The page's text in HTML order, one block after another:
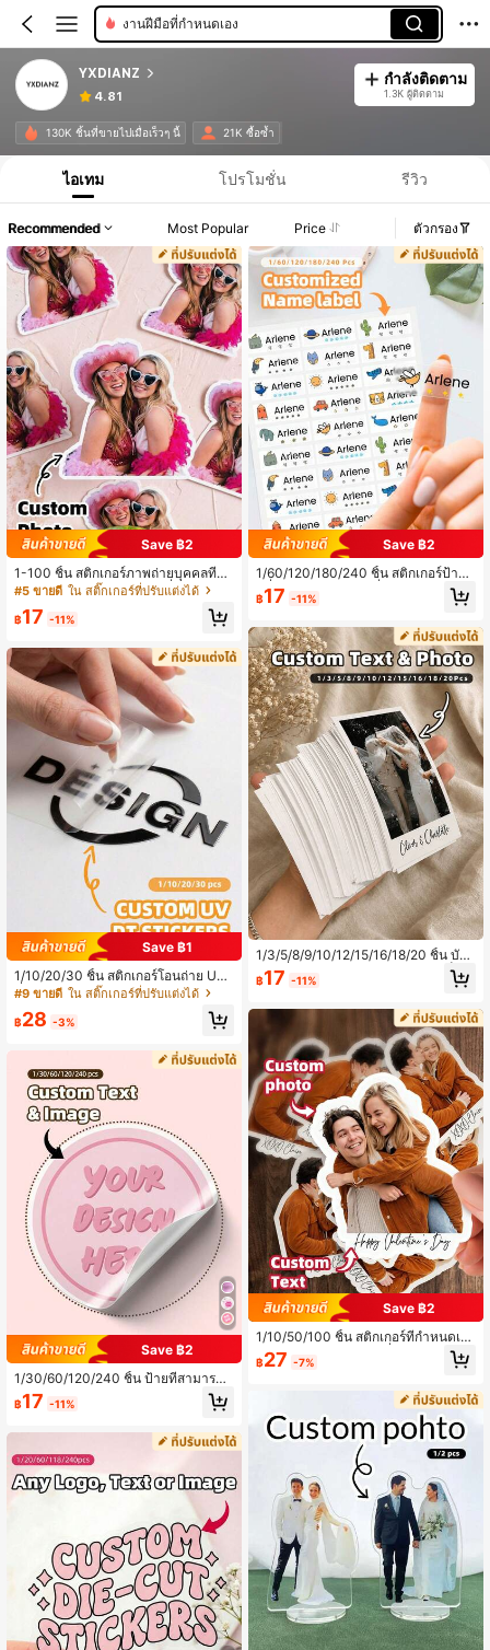
งานฝีมือที่กำหนดเอง
YXDIANZ
4.81
กำลังติดตาม
1.3K ผู้ติดตาม
130K ชิ้นที่ขายไปเมื่อเร็วๆ นี้ 21K ซื้อซ้ำ
ไอเทม โปรโมชั่น รีวิว
Recommended Most Popular Price ตัวกรอง
Save ฿2
1-100 ชิ้น สติกเกอร์ภาพถ่ายบุคคลที่กำ
หนดเอง, สติกเกอร์ภาพถ่ายที่ระลึกการ
ของขวัญ DIY สำหรับพ่อแม่ เด็ก เพื่อนร่
บการสำเร็จการศึกษา งานแต่งงาน งาน
ปาร์ตี้ กลับโรงเรียน, ของขวัญการสำเร็จ
การศึกษา
#5 ขายดี ใน สติ๊กเกอร์ที่ปรับแต่งได้
฿17 -11%
Save ฿1
1/10/20/30 ชิ้น สติกเกอร์โอนถ่าย UV
ที่กำหนดเอง: มีให้เลือกหลายขนาด ดีไ
ที่แน่นอน สติกเกอร์กันน้ำเหล่านี้เหมาะ
นประกาศ และพื้นผิวอื่นๆ ของขวัญที่สม
บูรณ์แบบสำหรับพ่อ แม่ ลูกชาย ลูกสาว
เพื่อน เหมาะสำหรับงานแต่งงาน กลับโร
งเรียน ฮาโลวีน คริสต์มาส
#9 ขายดี ใน สติ๊กเกอร์ที่ปรับแต่งได้
฿28 -3%
Save ฿2
1/30/60/120/240 ชิ้น ป้ายที่สามารถป
รับแต่งได้ - สติกเกอร์ข้อความและรูปภ
าพส่วนบุคคล รวมถึงป้ายขอบคุณที่กำห
เกอร์ตกแต่งสีสันสดใสที่กำหนดเอง เหม
าะสำหรับผู้ชาย ผู้หญิง ครอบครัว เพื่อน
วันหยุด บ้าน กลับไปโรงเรียน
฿17 -11%
Save ฿2
1/60/120/180/240 ชิ้น สติกเกอร์ป้ายชื่
อที่ปรับแต่งได้ - ป้ายชื่อส่วนตัว สติกเก
อร์ใสกันน้ำกันน้ำมัน ป้ายชื่อ เหมาะสำห
หมู่ในสำนักงาน การระบุสัมภาระ การ
ทำเครื่องหมายอุปกรณ์กีฬา การติดป้าย
สิ่งของส่วนตัว แฟชั่นสีสันสวยงาม ของ
ขวัญที่เหมาะสำหรับครอบครัว เพื่อน เพื่
อนร่วมงาน ผู้ชื่นชอบกีฬา เหมาะสำหรับ
การจัดระเบียบประจำวัน กิจกรรมกลาง
แจ้ง ของขวัญวันหยุด
฿17 -11%
1/3/5/8/9/10/12/15/16/18/20 ชิ้น บัตร
ภาพที่กำหนดเอง, พิมพ์ภาพขนาดเล็ก,
ภาพถ่ายงานแต่งงานส่วนตัว, ภาพถ่าย
ด DIY, ของสะสมตกแต่งสมัยใหม่, ของ
ขวัญวันครบรอบที่ไม่ซ้ำใคร. เหมาะสำ
หรับเจ้าสาวและเจ้าบ่าว, พ่อแม่, เด็ก, คู่
รัก. เหมาะสำหรับงานแต่งงาน, งานวันเ
กิด, วันวาเลนไทน์, ปีใหม่ และวันครบร
อบ
฿17 -11%
Save ฿2
1/10/50/100 ชิ้น สติกเกอร์ที่กำหนดเอ
ง, สติกเกอร์รูปภาพคู่รักที่ปรับแต่งได้ -
สติกเกอร์รูปภาพและข้อความที่ปรับแต่
ณฑ์สินค้า, ของขวัญโรแมนติกสำหรับแ
ฟน, แฟนสาว, คู่รัก - เหมาะสำหรับวันว
าเลนไทน์, วันครบรอบ, งานแต่งงาน
฿27 -7%